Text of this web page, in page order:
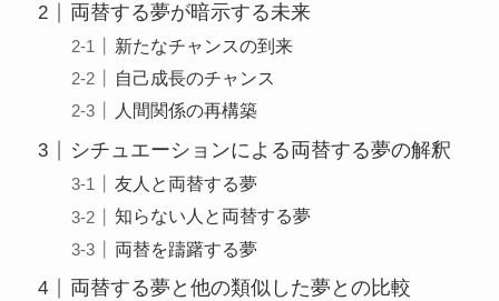
両替する夢が暗示する未来
新たなチャンスの到来
自己成長のチャンス
人間関係の再構築
シチュエーションによる両替する夢の解釈
友人と両替する夢
知らない人と両替する夢
両替を躊躇する夢
両替する夢と他の類似した夢との比較